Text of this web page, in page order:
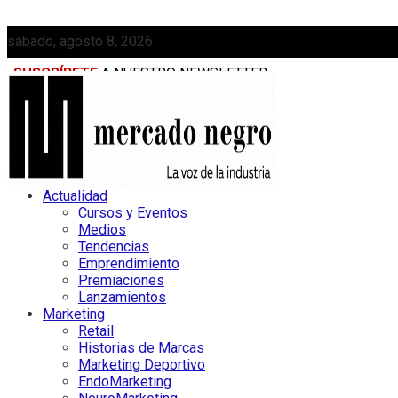
sábado, agosto 8, 2026
SUSCRÍBETE A NUESTRO NEWSLETTER
MEDIAKIT
Actualidad
Cursos y Eventos
Medios
Tendencias
Emprendimiento
Premiaciones
Lanzamientos
Marketing
Retail
Historias de Marcas
Marketing Deportivo
EndoMarketing